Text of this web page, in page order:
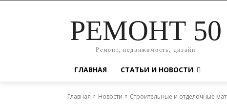
РЕМОНТ 50
Ремонт, недвижимость, дизайн
ГЛАВНАЯ СТАТЬИ И НОВОСТИ
Главная Новости Строительные и отделочные